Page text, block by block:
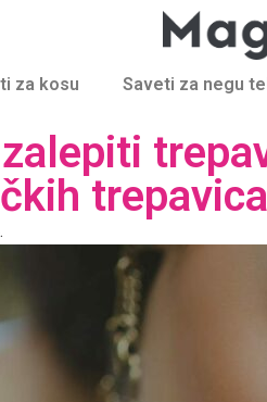
za kosu Saveti za negu
trepavica